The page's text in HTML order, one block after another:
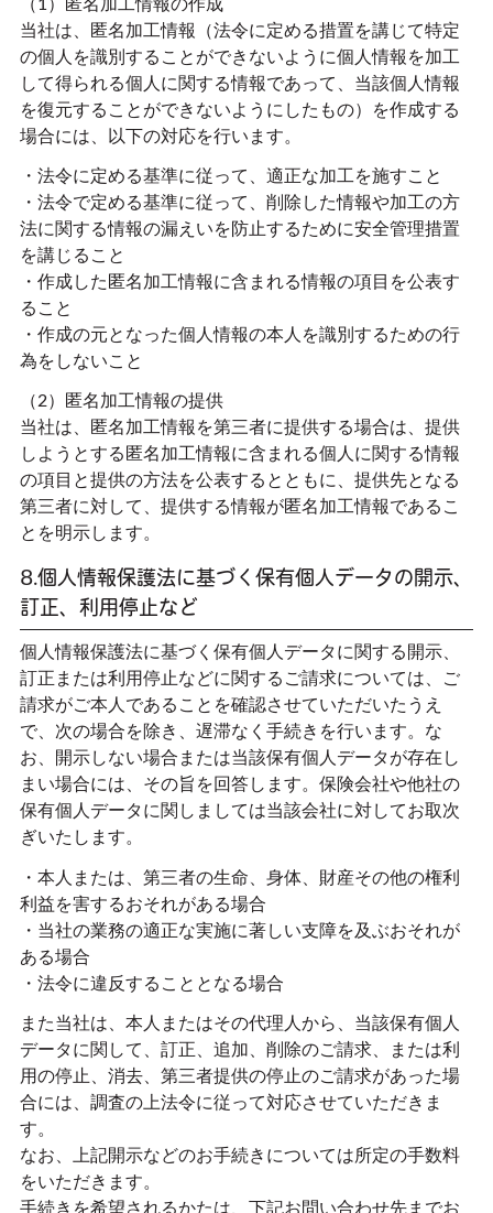
（1）匿名加工情報の作成
当社は、匿名加工情報（法令に定める措置を講じて特定
の個人を識別することができないように個人情報を加工
して得られる個人に関する情報であって、当該個人情報
を復元することができないようにしたもの）を作成する
場合には、以下の対応を行います。
・法令に定める基準に従って、適正な加工を施すこと
・法令で定める基準に従って、削除した情報や加工の方
法に関する情報の漏えいを防止するために安全管理措置
を講じること
・作成した匿名加工情報に含まれる情報の項目を公表す
ること
・作成の元となった個人情報の本人を識別するための行
為をしないこと
（2）匿名加工情報の提供
当社は、匿名加工情報を第三者に提供する場合は、提供
しようとする匿名加工情報に含まれる個人に関する情報
の項目と提供の方法を公表するとともに、提供先となる
第三者に対して、提供する情報が匿名加工情報であるこ
とを明示します。
8.個人情報保護法に基づく保有個人データの開示、
訂正、利用停止など
個人情報保護法に基づく保有個人データに関する開示、
訂正または利用停止などに関するご請求については、ご
請求がご本人であることを確認させていただいたうえ
で、次の場合を除き、遅滞なく手続きを行います。な
お、開示しない場合または当該保有個人データが存在し
まい場合には、その旨を回答します。保険会社や他社の
保有個人データに関しましては当該会社に対してお取次
ぎいたします。
・本人または、第三者の生命、身体、財産その他の権利
利益を害するおそれがある場合
・当社の業務の適正な実施に著しい支障を及ぶおそれが
ある場合
・法令に違反することとなる場合
また当社は、本人またはその代理人から、当該保有個人
データに関して、訂正、追加、削除のご請求、または利
用の停止、消去、第三者提供の停止のご請求があった場
合には、調査の上法令に従って対応させていただきま
す。
なお、上記開示などのお手続きについては所定の手数料
をいただきます。
手続きを希望されるかたは、下記お問い合わせ先までお